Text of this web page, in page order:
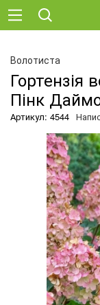
Волотиста
Гортензія
Пінк
Артикул: 4544